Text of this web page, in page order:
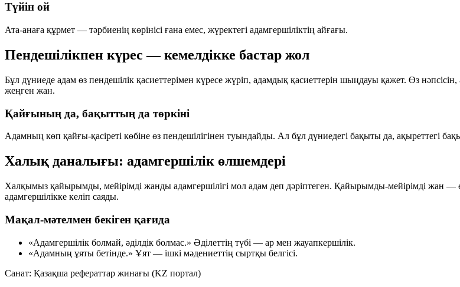
Түйін ой
Ата-анаға құрмет — тәрбиенің көрінісі ғана емес, жүректегі адамгершіліктің айғағы.
Пендешілікпен күрес — кемелдікке бастар жол
Бұл дүниеде адам өз пендешілік қасиеттерімен күресе жүріп, адамдық қасиеттерін шыңдауы қажет. Өз
жеңген жан.
Қайғының да, бақыттың да төркіні
Адамның көп қайғы-қасіреті көбіне өз пендешілігінен туындайды. Ал бұл дүниедегі бақыты да, ақыреттегі
Халық даналығы: адамгершілік өлшемдері
Халқымыз қайырымды, мейірімді жанды адамгершілігі мол адам деп дәріптеген. Қайырымды-мейірімді жан
адамгершілікке келіп саяды.
Мақал-мәтелмен бекіген қағида
«Адамгершілік болмай, әділдік болмас.» Әділеттің түбі — ар мен жауапкершілік.
«Адамның ұяты бетінде.» Ұят — ішкі мәдениеттің сыртқы белгісі.
Санат: Қазақша рефераттар жинағы (KZ портал)